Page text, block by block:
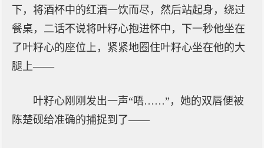
下，将酒杯中的红酒一饮而尽，然后站起身，绕过
餐桌，二话不说将叶籽心抱进怀中，下一秒他坐在
了叶籽心的座位上，紧紧地圈住叶籽心坐在他的大
腿上——
叶籽心刚刚发出一声“唔……”，她的双唇便被
陈楚砚给准确的捕捉到了——